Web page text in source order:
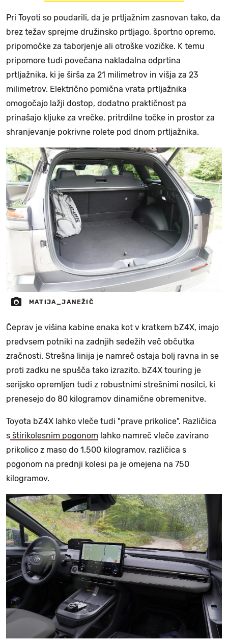
Pri Toyoti so poudarili, da je prtljažnim zasnovan tako, da
brez težav sprejme družinsko prtljago, športno opremo,
pripomočke za taborjenje ali otroške vozičke. K temu
pripomore tudi povečana nakladalna odprtina
prtljažnika, ki je širša za 21 milimetrov in višja za 23
milimetrov. Električno pomična vrata prtljažnika
omogočajo lažji dostop, dodatno praktičnost pa
prinašajo kljuke za vrečke, pritrdilne točke in prostor za
shranjevanje pokrivne rolete pod dnom prtljažnika.
MATIJA_JANEŽIČ
Čeprav je višina kabine enaka kot v kratkem bZ4X, imajo
predvsem potniki na zadnjih sedežih več občutka
zračnosti. Strešna linija je namreč ostaja bolj ravna in se
proti zadku ne spušča tako izrazito. bZ4X touring je
serijsko opremljen tudi z robustnimi strešnimi nosilci, ki
prenesejo do 80 kilogramov dinamične obremenitve.
Toyota bZ4X lahko vleče tudi "prave prikolice". Različica
s štirikolesnim pogonom lahko namreč vleče zavirano
prikolico z maso do 1.500 kilogramov, različica s
pogonom na prednji kolesi pa je omejena na 750
kilogramov.